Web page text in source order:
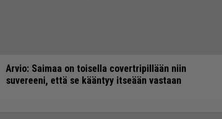
Arvio: Saimaa on toisella covertripillään niin
suvereeni, että se kääntyy itseään vastaan